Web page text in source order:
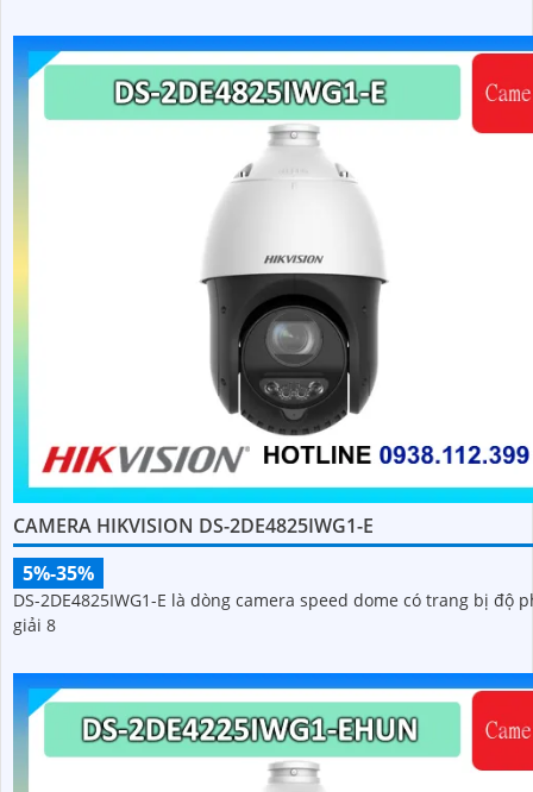
CAMERA HIKVISION DS-2DE4825IWG1-E
5%-35%
DS-2DE4825IWG1-E là dòng camera speed dome có trang bị độ
giải 8